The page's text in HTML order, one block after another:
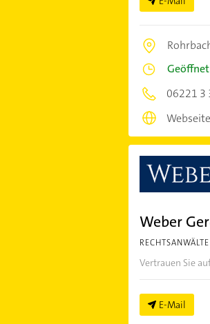
Geöffnet
06221 3
Webseite
Weber
RECHTSANWÄLTE
Vertrauen Sie
E-Mail